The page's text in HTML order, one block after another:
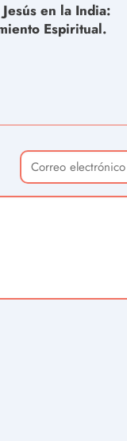
en la India:
Espiritual.